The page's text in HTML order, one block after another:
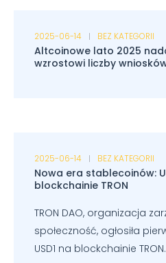
2025-06-14 BEZ KATEGORII
Altcoinowe lato 2025
wzrostowi liczby
2025-06-14 BEZ KATEGORII
Nowa era stablecoinów:
blockchainie TRON
TRON DAO, organizacja
społeczność, ogłosiła
USD1 na blockchainie TRON.